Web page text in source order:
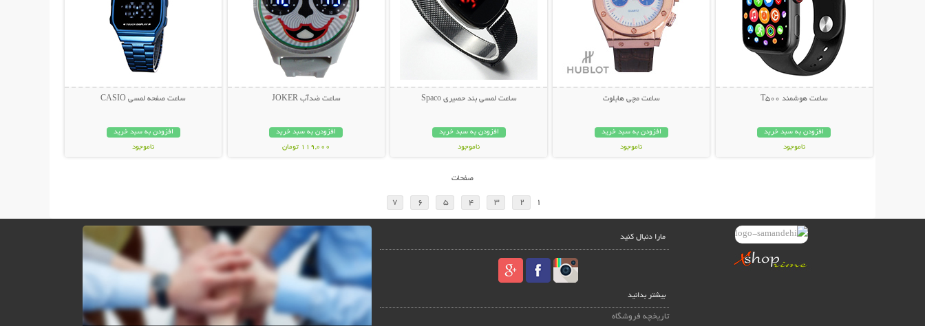
ساعت هوشمند T500
افزودن به سبد خرید
ناموجود
ساعت مچی هابلوت
افزودن به سبد خرید
ناموجود
ساعت لمسی بند حصیری Spaco
افزودن به سبد خرید
ناموجود
ساعت ضدآب JOKER
افزودن به سبد خرید
119,000 تومان
ساعت صفحه لمسی CASIO
افزودن به سبد خرید
ناموجود
صفحات
1
2
3
4
5
6
7
مارا دنبال کنید
بیشتر بدانید
تاریخچه فروشگاه